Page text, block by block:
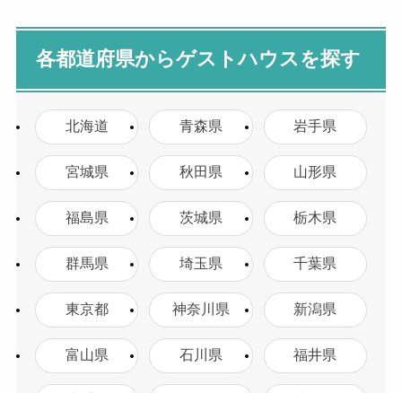
各都道府県からゲストハウスを探す
北海道 青森県 岩手県
宮城県 秋田県 山形県
福島県 茨城県 栃木県
群馬県 埼玉県 千葉県
東京都 神奈川県 新潟県
富山県 石川県 福井県